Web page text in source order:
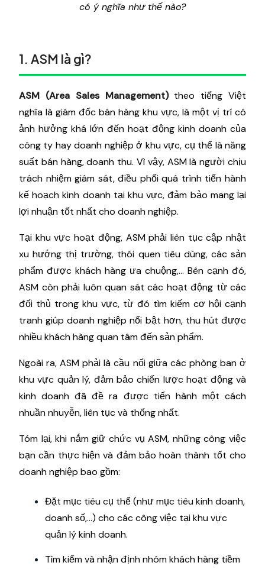
có ý nghĩa như thế nào?
1. ASM là gì?
ASM (Area Sales Management) theo tiếng Việt
nghĩa là giám đốc bán hàng khu vực, là một vị trí có
ảnh hưởng khá lớn đến hoạt động kinh doanh của
công ty hay doanh nghiệp ở khu vực, cụ thể là năng
suất bán hàng, doanh thu. Vì vậy, ASM là người chịu
trách nhiệm giám sát, điều phối quá trình tiến hành
kế hoạch kinh doanh tại khu vực, đảm bảo mang lại
lợi nhuận tốt nhất cho doanh nghiệp.
Tại khu vực hoạt động, ASM phải liên tục cập nhật
xu hướng thị trường, thói quen tiêu dùng, các sản
phẩm được khách hàng ưa chuộng,... Bên cạnh đó,
ASM còn phải luôn quan sát các hoạt động từ các
đối thủ trong khu vực, từ đó tìm kiếm cơ hội cạnh
tranh giúp doanh nghiệp nổi bật hơn, thu hút được
nhiều khách hàng quan tâm đến sản phẩm.
Ngoài ra, ASM phải là cầu nối giữa các phòng ban ở
khu vực quản lý, đảm bảo chiến lược hoạt động và
kinh doanh đã đề ra được tiến hành một cách
nhuần nhuyễn, liên tục và thống nhất.
Tóm lại, khi nắm giữ chức vụ ASM, những công việc
bạn cần thực hiện và đảm bảo hoàn thành tốt cho
doanh nghiệp bao gồm:
Đặt mục tiêu cụ thể (như mục tiêu kinh doanh,
doanh số,...) cho các công việc tại khu vực
quản lý kinh doanh.
Tìm kiếm và nhận định nhóm khách hàng tiềm